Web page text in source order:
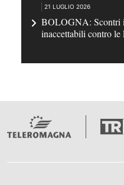
21 LUGLIO 2026
BOLOGNA: Scontri
inaccettabili contro